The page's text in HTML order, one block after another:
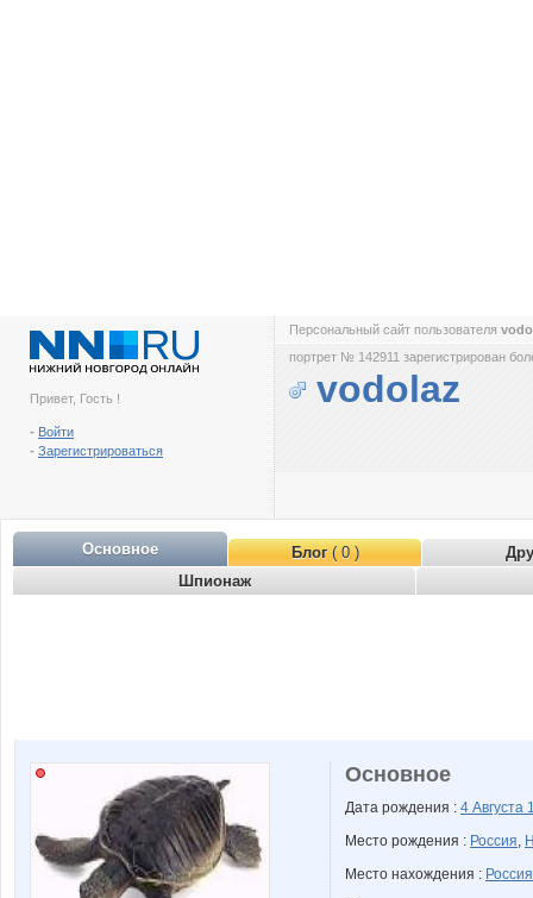
Привет, Гость !
- Войти
- Зарегистрироваться
Персональный сайт пользователя
портрет № 142911 зарегистрирован
vodolaz
Основное Блог( 0 )
Шпионаж
Основное
Дата рождения : 4 Августа
Место рождения : Россия,
Место нахождения : Россия